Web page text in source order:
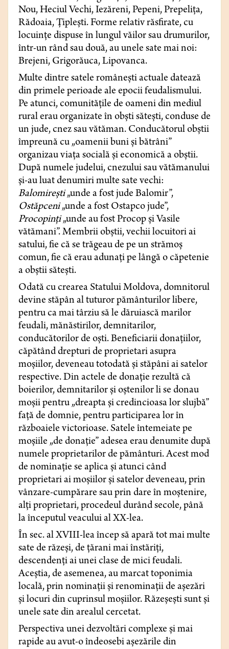
Nou, Heciul Vechi, Iezăreni, Pepeni, Prepelița,
Rădoaia, Țiplești. Forme relativ răsfirate, cu
locuințe dispuse în lungul văilor sau drumurilor,
într-un rând sau două, au unele sate mai noi:
Brejeni, Grigorăuca, Lipovanca.
Multe dintre satele românești actuale datează
din primele perioade ale epocii feudalismului.
Pe atunci, comunitățile de oameni din mediul
rural erau organizate în obști sătești, conduse de
un jude, cnez sau vătăman. Conducătorul obștii
împreună cu „oamenii buni și bătrâni”
organizau viața socială și economică a obștii.
După numele judelui, cnezului sau vătămanului
și-au luat denumiri multe sate vechi:
Balomirești„unde a fost jude Balomir”,
Ostăpceni„unde a fost Ostapco jude”,
Procopinți„unde au fost Procop și Vasile
vătămani”. Membrii obștii, vechii locuitori ai
satului, fie că se trăgeau de pe un strămoș
comun, fie că erau adunați pe lângă o căpetenie
a obștii sătești.
Odată cu crearea Statului Moldova, domnitorul
devine stăpân al tuturor pământurilor libere,
pentru ca mai târziu să le dăruiască marilor
feudali, mănăstirilor, demnitarilor,
conducătorilor de oști. Beneficiarii donațiilor,
căpătând drepturi de proprietari asupra
moșiilor, deveneau totodată și stăpâni ai satelor
respective. Din actele de donație rezultă că
boierilor, demnitarilor și oștenilor li se donau
moșii pentru „dreapta și credincioasa lor slujbă”
față de domnie, pentru participarea lor în
războaiele victorioase. Satele întemeiate pe
moșiile „de donație” adesea erau denumite după
numele proprietarilor de pământuri. Acest mod
de nominație se aplica și atunci când
proprietari ai moșiilor și satelor deveneau, prin
vânzare-cumpărare sau prin dare în moștenire,
alți proprietari, procedeul durând secole, până
la începutul veacului al XX-lea.
În sec. al XVIII-lea încep să apară tot mai multe
sate de răzeși, de țărani mai înstăriți,
descendenți ai unei clase de mici feudali.
Aceștia, de asemenea, au marcat toponimia
locală, prin nominații și renominații de așezări
și locuri din cuprinsul moșiilor. Răzeșești sunt și
unele sate din arealul cercetat.
Perspectiva unei dezvoltări complexe și mai
rapide au avut-o îndeosebi așezările din